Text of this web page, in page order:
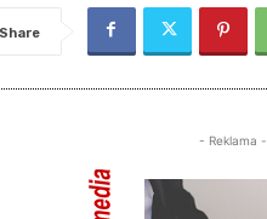
Share
- Reklama -